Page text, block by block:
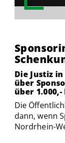
Die Justiz
über
über 1.000,-
Die
dann, wenn
Nordrhein-